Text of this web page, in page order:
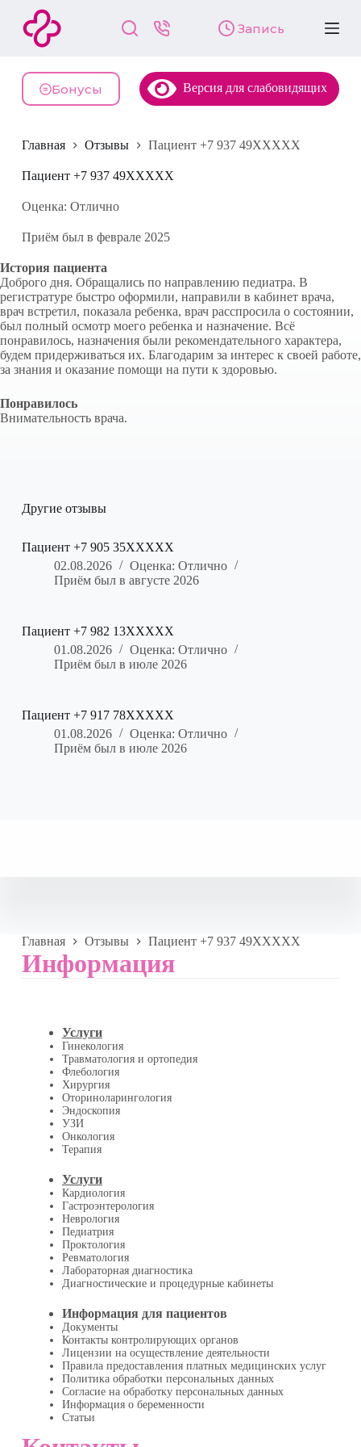
й
и
у
и
Запись
Бонусы Версия для слабовидящих
Главная Отзывы Пациент +7 937 49XXXXX
Пациент +7 937 49XXXXX
Оценка: Отлично
Приём был в феврале 2025
История пациента
Доброго дня. Обращались по направлению педиатра. В
регистратуре быстро оформили, направили в кабинет врача,
врач встретил, показала ребенка, врач расспросила о состоянии,
был полный осмотр моего ребенка и назначение. Всё
понравилось, назначения были рекомендательного характера,
будем придерживаться их. Благодарим за интерес к своей работе,
за знания и оказание помощи на пути к здоровью.
Понравилось
Внимательность врача.
Другие отзывы
Пациент +7 905 35XXXXX
02.08.2026
Оценка: Отлично
Приём был в августе 2026
Пациент +7 982 13XXXXX
01.08.2026
Оценка: Отлично
Приём был в июле 2026
Пациент +7 917 78XXXXX
01.08.2026
Оценка: Отлично
Приём был в июле 2026
Главная Отзывы Пациент +7 937 49XXXXX
Информация
Услуги
Гинекология
Травматология и ортопедия
Флебология
Хирургия
Оториноларингология
Эндоскопия
УЗИ
Онкология
Терапия
Услуги
Кардиология
Гастроэнтерология
Неврология
Педиатрия
Проктология
Ревматология
Лабораторная диагностика
Диагностические и процедурные кабинеты
Информация для пациентов
Документы
Контакты контролирующих органов
Лицензии на осуществление деятельности
Правила предоставления платных медицинских услуг
Политика обработки персональных данных
Согласие на обработку персональных данных
Информация о беременности
Статьи